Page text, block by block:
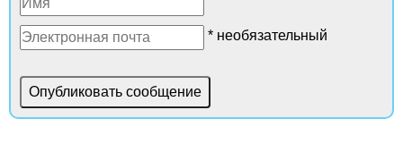
* необязательный